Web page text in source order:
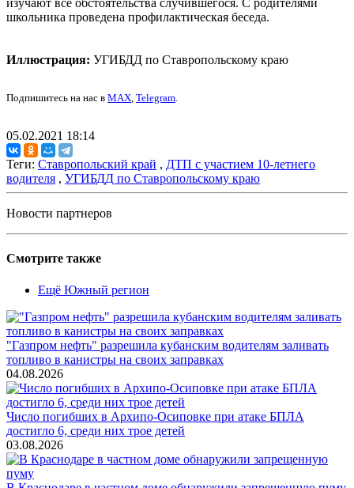
изучают все обстоятельства случившегося. С родителями
школьника проведена профилактическая беседа.
Иллюстрация: УГИБДД по Ставропольскому краю
Подпишитесь на нас в MAX, Telegram.
05.02.2021 18:14
Теги: Ставропольский край , ДТП с участием 10-летнего
водителя , УГИБДД по Ставропольскому краю
Новости партнеров
Смотрите также
Ещё Южный регион
"Газпром нефть" разрешила кубанским водителям заливать
топливо в канистры на своих заправках
04.08.2026
Число погибших в Архипо-Осиповке при атаке БПЛА
достигло 6, среди них трое детей
03.08.2026